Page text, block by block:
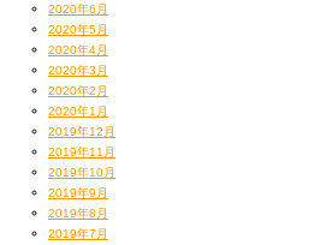
2020年6月
2020年5月
2020年4月
2020年3月
2020年2月
2020年1月
2019年12月
2019年11月
2019年10月
2019年9月
2019年8月
2019年7月